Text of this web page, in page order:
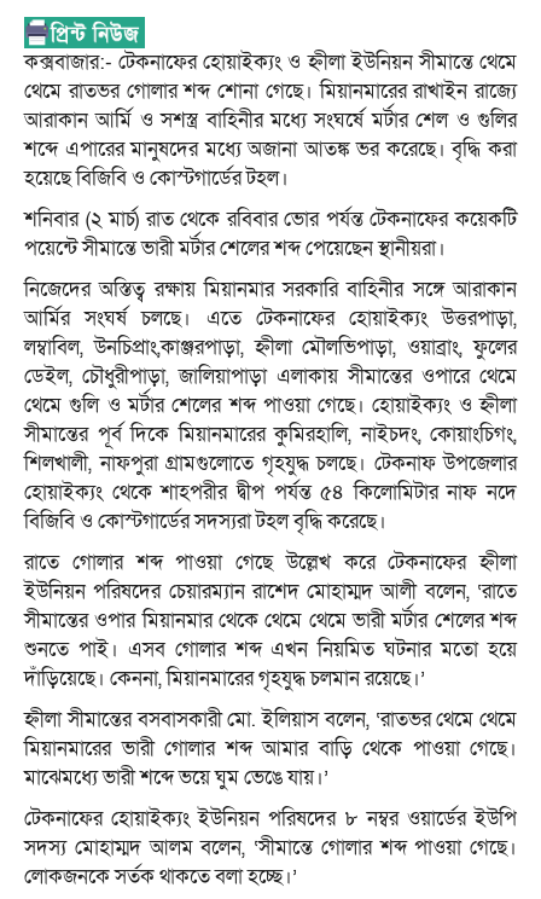
কক্সবাজার:- টেকনাফের হোয়াইক্যং ও হ্নীলা ইউনিয়ন সীমান্তে থেমে
থেমে রাতভর গোলার শব্দ শোনা গেছে। মিয়ানমারের রাখাইন রাজ্যে
আরাকান আর্মি ও সশস্ত্র বাহিনীর মধ্যে সংঘর্ষে মর্টার শেল ও গুলির
শব্দে এপারের মানুষদের মধ্যে অজানা আতঙ্ক ভর করেছে। বৃদ্ধি করা
হয়েছে বিজিবি ও কোস্টগার্ডের টহল।
শনিবার (২ মার্চ) রাত থেকে রবিবার ভোর পর্যন্ত টেকনাফের কয়েকটি
পয়েন্টে সীমান্তে ভারী মর্টার শেলের শব্দ পেয়েছেন স্থানীয়রা।
নিজেদের অস্তিত্ব রক্ষায় মিয়ানমার সরকারি বাহিনীর সঙ্গে আরাকান
আর্মির সংঘর্ষ চলছে। এতে টেকনাফের হোয়াইক্যং উত্তরপাড়া,
লম্বাবিল, উনচিপ্রাং,কাঞ্জরপাড়া, হ্নীলা মৌলভিপাড়া, ওয়াব্রাং, ফুলের
ডেইল, চৌধুরীপাড়া, জালিয়াপাড়া এলাকায় সীমান্তের ওপারে থেমে
থেমে গুলি ও মর্টার শেলের শব্দ পাওয়া গেছে। হোয়াইক্যং ও হ্নীলা
সীমান্তের পূর্ব দিকে মিয়ানমারের কুমিরহালি, নাইচদং, কোয়াংচিগং,
শিলখালী, নাফপুরা গ্রামগুলোতে গৃহযুদ্ধ চলছে। টেকনাফ উপজেলার
হোয়াইক্যং থেকে শাহপরীর দ্বীপ পর্যন্ত ৫৪ কিলোমিটার নাফ নদে
বিজিবি ও কোস্টগার্ডের সদস্যরা টহল বৃদ্ধি করেছে।
রাতে গোলার শব্দ পাওয়া গেছে উল্লেখ করে টেকনাফের হ্নীলা
ইউনিয়ন পরিষদের চেয়ারম্যান রাশেদ মোহাম্মদ আলী বলেন, ‘রাতে
সীমান্তের ওপার মিয়ানমার থেকে থেমে থেমে ভারী মর্টার শেলের শব্দ
শুনতে পাই। এসব গোলার শব্দ এখন নিয়মিত ঘটনার মতো হয়ে
দাঁড়িয়েছে। কেননা, মিয়ানমারের গৃহযুদ্ধ চলমান রয়েছে।’
হ্নীলা সীমান্তের বসবাসকারী মো. ইলিয়াস বলেন, ‘রাতভর থেমে থেমে
মিয়ানমারের ভারী গোলার শব্দ আমার বাড়ি থেকে পাওয়া গেছে।
মাঝেমধ্যে ভারী শব্দে ভয়ে ঘুম ভেঙে যায়।’
টেকনাফের হোয়াইক্যং ইউনিয়ন পরিষদের ৮ নম্বর ওয়ার্ডের ইউপি
সদস্য মোহাম্মদ আলম বলেন, ‘সীমান্তে গোলার শব্দ পাওয়া গেছে।
লোকজনকে সর্তক থাকতে বলা হচ্ছে।’